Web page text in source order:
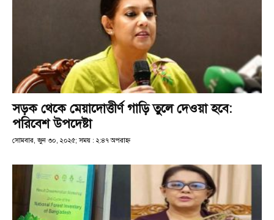
সড়ক থেকে মেয়াদোত্তীর্ণ গাড়ি তুলে দেওয়া হবে:
পরিবেশ উপদেষ্টা
সোমবার, জুন ৩০, ২০২৫; সময় : ২:৪৭ অপরাহ্ণ